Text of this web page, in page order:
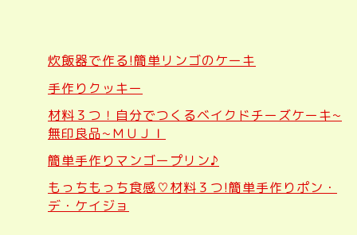
炊飯器で作る!簡単リンゴのケーキ
手作りクッキー
材料３つ！自分でつくるベイクドチーズケーキ~
無印良品~ＭＵＪＩ
簡単手作りマンゴープリン♪
もっちもっち食感♡材料３つ!簡単手作りポン・
デ・ケイジョ